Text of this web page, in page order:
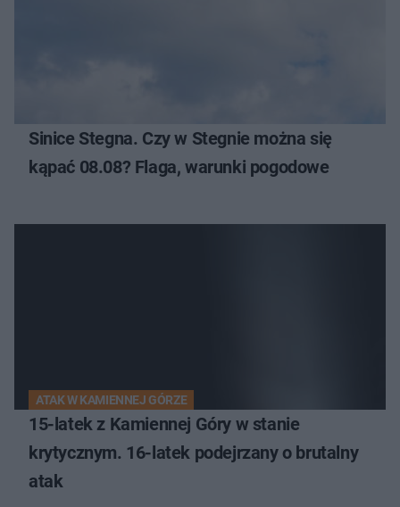
Sinice Stegna. Czy w Stegnie można się
kąpać 08.08? Flaga, warunki pogodowe
ATAK W KAMIENNEJ GÓRZE
15-latek z Kamiennej Góry w stanie
krytycznym. 16-latek podejrzany o brutalny
atak